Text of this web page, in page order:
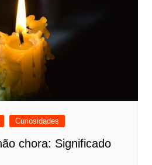
Curiosidades
chora: Significado